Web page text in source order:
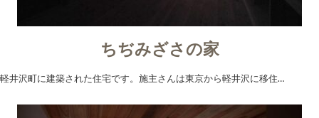
ちぢみざさの家
軽井沢町に建築された住宅です。施主さんは東京から軽井沢に移住…